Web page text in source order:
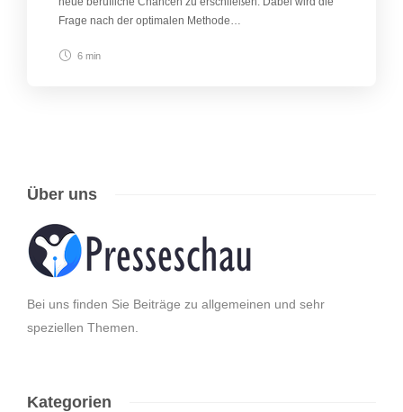
Frage nach der optimalen Methode…
6 min
Über uns
Bei uns finden Sie Beiträge zu allgemeinen und sehr
speziellen Themen.
Kategorien